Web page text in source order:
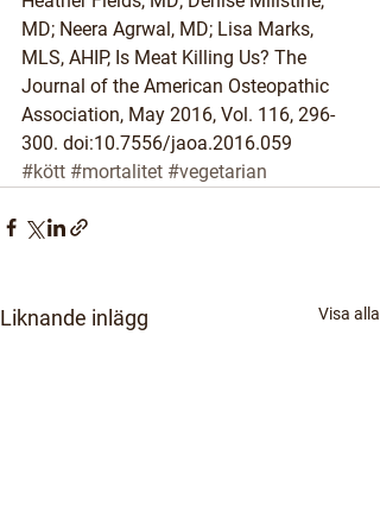
MD; Neera Agrwal, MD; Lisa Marks,
MLS, AHIP, Is Meat Killing Us? The
Journal of the American Osteopathic
Association, May 2016, Vol. 116, 296-
300. doi:10.7556/jaoa.2016.059
#kött #mortalitet #vegetarian
Liknande inlägg Visa alla